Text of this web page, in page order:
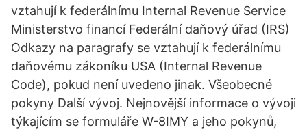
vztahují k federálnímu Internal Revenue Service
Ministerstvo financí Federální daňový úřad (IRS)
Odkazy na paragrafy se vztahují k federálnímu
daňovému zákoníku USA (Internal Revenue
Code), pokud není uvedeno jinak. Všeobecné
pokyny Další vývoj. Nejnovější informace o vývoji
týkajícím se formuláře W-8IMY a jeho pokynů,